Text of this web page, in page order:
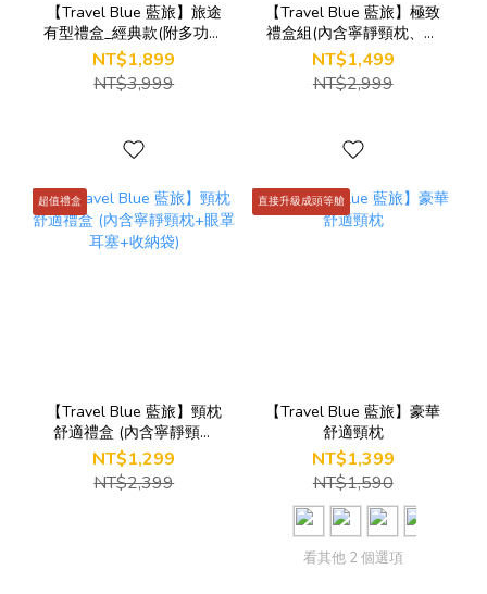
【Travel Blue 藍旅】旅途
有型禮盒_經典款(附多功能
防盜包)
NT$1,899
NT$3,999
【Travel Blue 藍旅】極致
禮盒組(內含寧靜頸枕、頸
枕收納盒 、豪華眼罩)
NT$1,499
NT$2,999
超值禮盒
【Travel Blue 藍旅】頸枕
舒適禮盒 (內含寧靜頸枕
+眼罩耳塞+收納袋)
NT$1,299
NT$2,399
直接升級成頭等艙
【Travel Blue 藍旅】豪華
舒適頸枕
NT$1,399
NT$1,590
看其他 2 個選項